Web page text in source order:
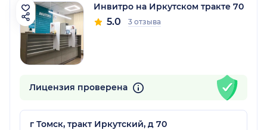
Инвитро на Иркутском тракте 70
5.0 3 отзыва
Лицензия проверена
г Томск, тракт Иркутский, д 70